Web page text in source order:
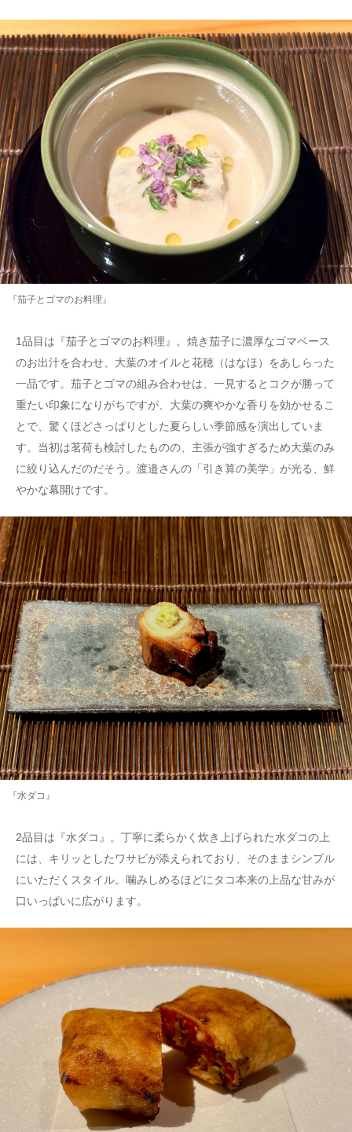
『茄子とゴマのお料理』
1品目は『茄子とゴマのお料理』。焼き茄子に濃厚なゴマベース
のお出汁を合わせ、大葉のオイルと花穂（はなほ）をあしらった
一品です。茄子とゴマの組み合わせは、一見するとコクが勝って
重たい印象になりがちですが、大葉の爽やかな香りを効かせるこ
とで、驚くほどさっぱりとした夏らしい季節感を演出していま
す。当初は茗荷も検討したものの、主張が強すぎるため大葉のみ
に絞り込んだのだそう。渡邉さんの「引き算の美学」が光る、鮮
やかな幕開けです。
『水ダコ』
2品目は『水ダコ』。丁寧に柔らかく炊き上げられた水ダコの上
には、キリッとしたワサビが添えられており、そのままシンプル
にいただくスタイル。噛みしめるほどにタコ本来の上品な甘みが
口いっぱいに広がります。